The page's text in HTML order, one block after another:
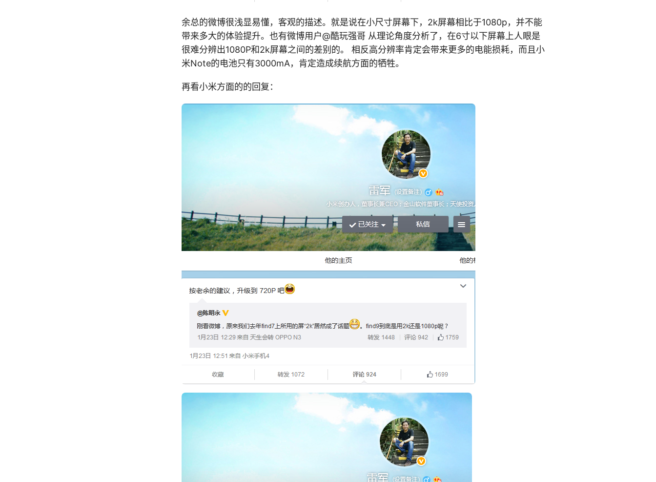
余总的微博很浅显易懂，客观的描述。就是说在小尺寸屏幕下，2k屏幕相比于1080p，并不能
带来多大的体验提升。也有微博用户@酷玩强哥 从理论角度分析了，在6寸以下屏幕上人眼是
很难分辨出1080P和2k屏幕之间的差别的。 相反高分辨率肯定会带来更多的电能损耗，而且小
米Note的电池只有3000mA，肯定造成续航方面的牺牲。
再看小米方面的的回复：